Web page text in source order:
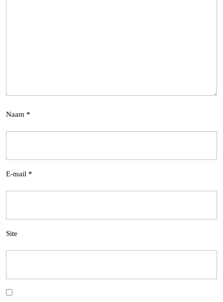
Naam *
E-mail *
Site